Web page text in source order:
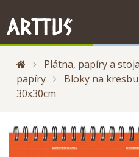
Plátna, papíry a
papíry
Bloky na kresbu
30x30cm